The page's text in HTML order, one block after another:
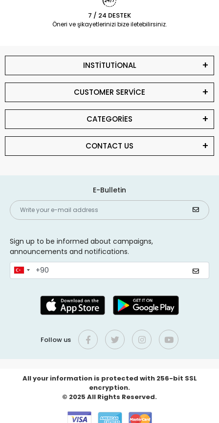
7 / 24 DESTEK
Öneri ve şikayetlerinizi bize iletebilirsiniz.
INSTİTUTİONAL
CUSTOMER SERVİCE
CATEGORİES
CONTACT US
E-Bulletin
Sign up to be informed about campaigns,
announcements and notifications.
Follow us
All your information is protected with 256-bit SSL
encryption.
© 2025 All Rights Reserved.